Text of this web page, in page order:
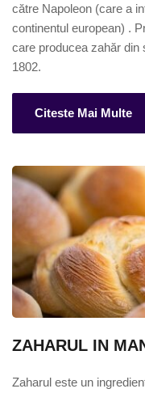
către Napoleon (care a
continentul european) .
care producea zahăr
1802.
Citeste Mai Multe
ZAHARUL IN
Zaharul este un